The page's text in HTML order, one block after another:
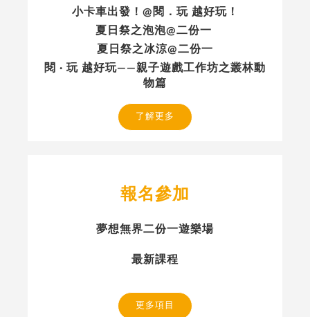
小卡車出發！@閱．玩 越好玩！
夏日祭之泡泡@二份一
夏日祭之冰涼@二份一
閱 · 玩 越好玩——親子遊戲工作坊之叢林動
物篇
了解更多
報名參加
夢想無界二份一遊樂場
最新課程
更多項目